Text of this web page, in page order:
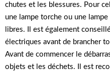
chutes et les blessures. Pour
une lampe torche ou une
libres. Il est également
électriques avant de brancher
Avant de commencer le
objets et les déchets. Il est